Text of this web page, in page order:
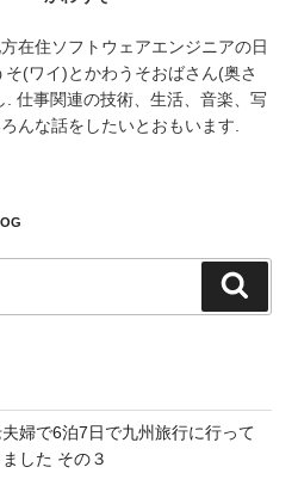
在住ソフトウェアエンジニアの日
(ワイ)とかわうそおばさん(奥さ
. 仕事関連の技術、生活、音楽、写
んな話をしたいとおもいます.
索
婦で6泊7日で九州旅行に行って
した その３